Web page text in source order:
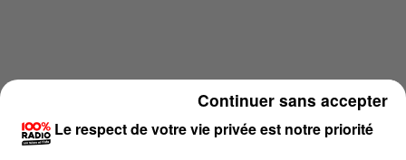
Le respect de votre vie privée est notre priorité
Continuer sans accepter